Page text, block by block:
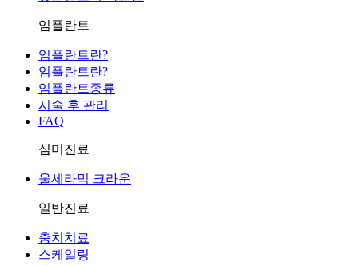
임플란트
임플란트란?
임플란트란?
임플란트종류
시술 후 관리
FAQ
심미진료
울세라믹 크라운
일반진료
충치치료
스케일링